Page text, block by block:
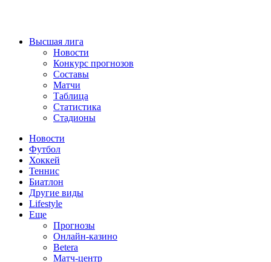
Высшая лига
Новости
Конкурс прогнозов
Составы
Матчи
Таблица
Статистика
Стадионы
Новости
Футбол
Хоккей
Теннис
Биатлон
Другие виды
Lifestyle
Еще
Прогнозы
Онлайн-казино
Betera
Матч-центр